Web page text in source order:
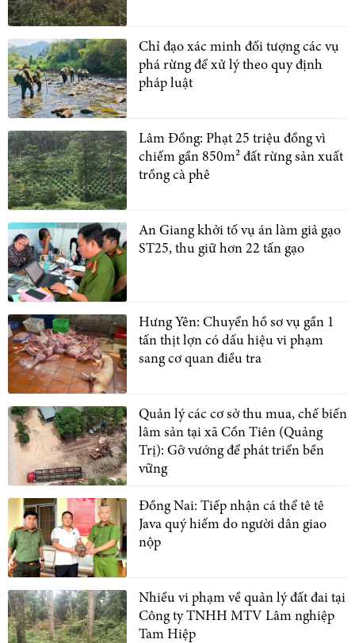
Chỉ đạo xác minh đối tượng các vụ
phá rừng để xử lý theo quy định
pháp luật
Lâm Đồng: Phạt 25 triệu đồng vì
chiếm gần 850m² đất rừng sản xuất
trồng cà phê
An Giang khởi tố vụ án làm giả gạo
ST25, thu giữ hơn 22 tấn gạo
Hưng Yên: Chuyển hồ sơ vụ gần 1
tấn thịt lợn có dấu hiệu vi phạm
sang cơ quan điều tra
Quản lý các cơ sở thu mua, chế biến
lâm sản tại xã Cồn Tiên (Quảng
Trị): Gỡ vướng để phát triển bền
vững
Đồng Nai: Tiếp nhận cá thể tê tê
Java quý hiếm do người dân giao
nộp
Nhiều vi phạm về quản lý đất đai tại
Công ty TNHH MTV Lâm nghiệp
Tam Hiệp